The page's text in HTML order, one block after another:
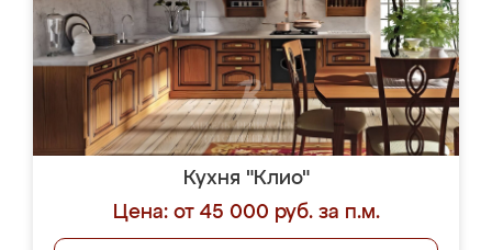
Кухня "Клио"
Цена: от 45 000 руб. за п.м.